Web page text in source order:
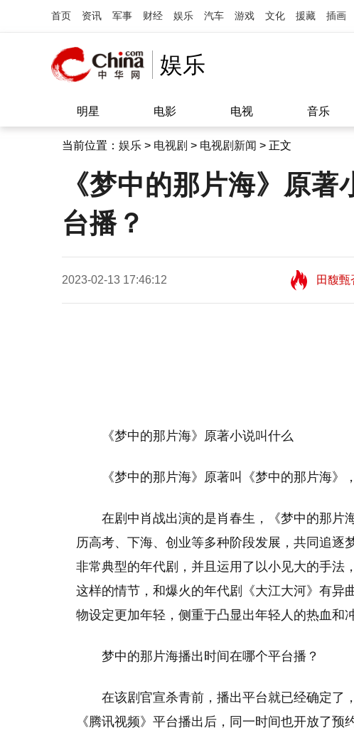
首页 资讯 军事 财经 娱乐 汽车 游戏 文化 援藏 插画
娱乐
明星 电影 电视 音乐
当前位置： 娱乐 > 电视剧 > 电视剧新闻 > 正文
《梦中的那片海》原
台播？
2023-02-13 17:46:12
田馥
望
田馥甄
《梦中的那片海》原著小说叫什么
《梦中的那片海》原著叫《梦中的那片海》
在剧中肖战出演的是肖春生，《梦中的那片
历高考、下海、创业等多种阶段发展，共同追逐
非常典型的年代剧，并且运用了以小见大的手法
这样的情节，和爆火的年代剧《大江大河》有异
物设定更加年轻，侧重于凸显出年轻人的热血和冲
梦中的那片海播出时间在哪个平台播？
在该剧官宣杀青前，播出平台就已经确定了
《腾讯视频》平台播出后，同一时间也开放了